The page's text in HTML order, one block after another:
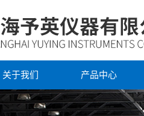
关于我们 产品中心